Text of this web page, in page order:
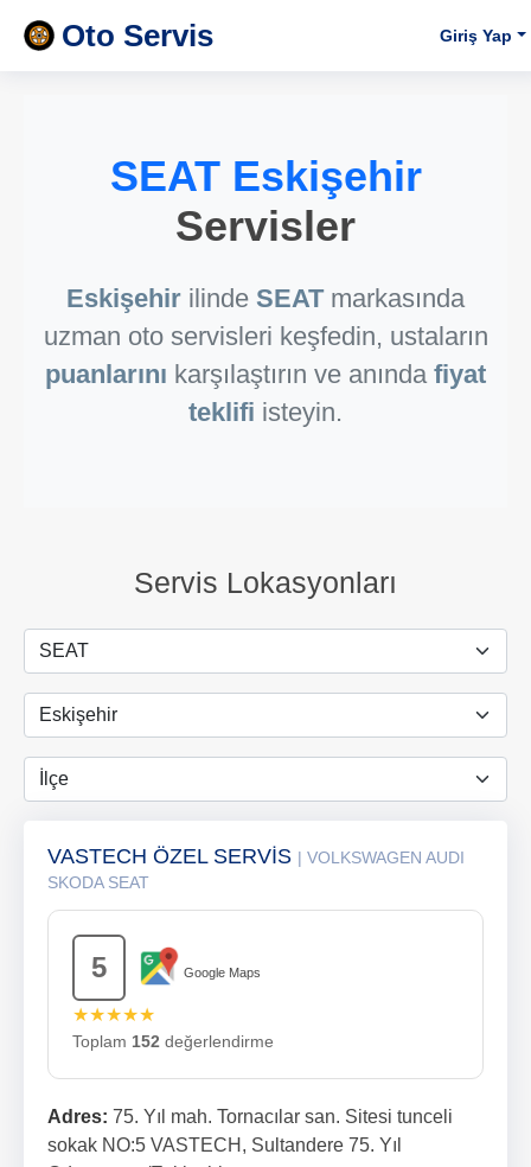
Oto Servis Giriş Yap
SEAT Eskişehir
Servisler
Eskişehir ilinde SEATmarkasında
uzman oto servisleri keşfedin, ustaların
puanlarını karşılaştırın ve anında fiyat
teklifi isteyin.
Servis Lokasyonları
VASTECH ÖZEL SERVİS | VOLKSWAGEN AUDI
SKODA SEAT
5 Google Maps
★★★★★
Toplam 152 değerlendirme
Adres: 75. Yıl mah. Tornacılar san. Sitesi tunceli
sokak NO:5 VASTECH, Sultandere 75. Yıl